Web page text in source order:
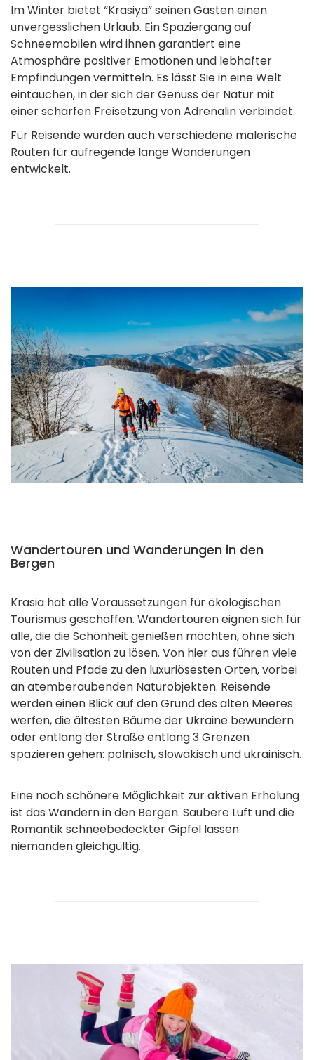
Im Winter bietet “Krasiya” seinen Gästen einen
unvergesslichen Urlaub. Ein Spaziergang auf
Schneemobilen wird ihnen garantiert eine
Atmosphäre positiver Emotionen und lebhafter
Empfindungen vermitteln. Es lässt Sie in eine Welt
eintauchen, in der sich der Genuss der Natur mit
einer scharfen Freisetzung von Adrenalin verbindet.
Für Reisende wurden auch verschiedene malerische
Routen für aufregende lange Wanderungen
entwickelt.
Wandertouren und Wanderungen in den
Bergen
Krasia hat alle Voraussetzungen für ökologischen
Tourismus geschaffen. Wandertouren eignen sich für
alle, die die Schönheit genießen möchten, ohne sich
von der Zivilisation zu lösen. Von hier aus führen viele
Routen und Pfade zu den luxuriösesten Orten, vorbei
an atemberaubenden Naturobjekten. Reisende
werden einen Blick auf den Grund des alten Meeres
werfen, die ältesten Bäume der Ukraine bewundern
oder entlang der Straße entlang 3 Grenzen
spazieren gehen: polnisch, slowakisch und ukrainisch.
Eine noch schönere Möglichkeit zur aktiven Erholung
ist das Wandern in den Bergen. Saubere Luft und die
Romantik schneebedeckter Gipfel lassen
niemanden gleichgültig.